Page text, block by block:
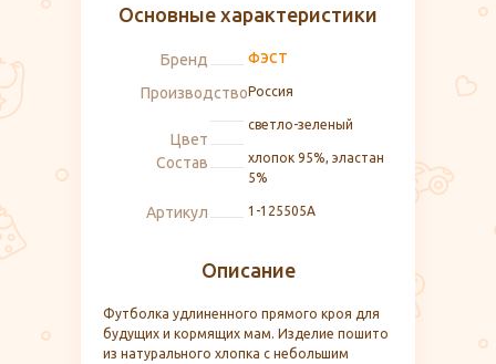
Описание
Футболка удлиненного прямого кроя для
будущих и кормящих мам. Изделие пошито
из натурального хлопка с небольшим
Основные характеристики
Бренд ФЭСТ
ПроизводствоРоссия
Цвет
светло-зеленый
Состав
хлопок 95%, эластан
5%
Артикул 1-125505А